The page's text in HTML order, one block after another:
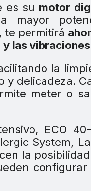
es su motor
mayor
te permitirá
las vibraciones
la
y delicadeza.
meter o
ECO
System,
la
configurar